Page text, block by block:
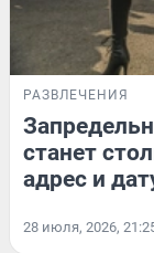
РАЗВЛЕЧЕНИЯ
станет
адрес и
28 июля, 2026,